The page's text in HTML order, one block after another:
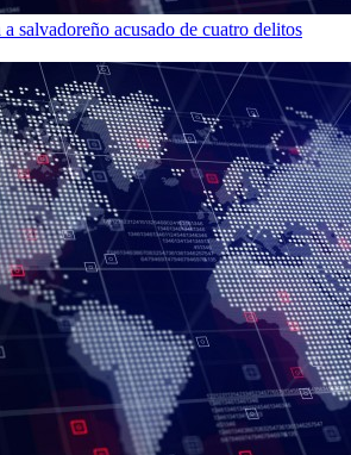
salvadoreño acusado de cuatro delitos